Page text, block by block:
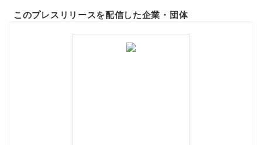
このプレスリリースを配信した企業・団体